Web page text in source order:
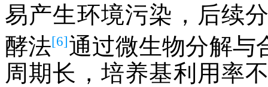
易产生环境污染，后续
酵法[6]通过微生物分解与
周期长，培养基利用率